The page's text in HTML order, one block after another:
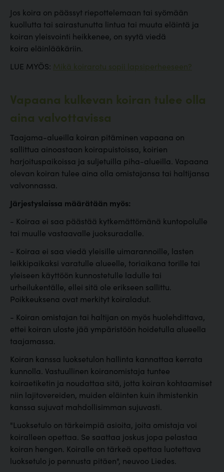
Jos koira on päässyt riepottelemaan tai syömään
kuollutta tai sairastunutta lintua tai muuta eläintä ja
koiran yleisvointi heikkenee, on syytä viedä
koira eläinlääkäriin.
LUE MYÖS: Mikä koirarotu sopii lapsiperheeseen?
Vapaana kulkevan koiran tulee olla
aina valvottavissa
Taajama-alueilla koiran pitäminen vapaana on
sallittua ainoastaan koirapuistoissa, koirien
harjoituspaikoissa ja suljetuilla piha-alueilla. Vapaana
olevan koiran tulee aina olla omistajansa tai haltijansa
valvonnassa.
Järjestyslaissa määrätään myös:
- Koiraa ei saa päästää kytkemättömänä kuntopolulle
tai muulle vastaavalle juoksuradalle.
- Koiraa ei saa viedä yleisille uimarannoille, lasten
leikkipaikaksi varatulle alueelle, toriaikana torille tai
yleiseen käyttöön kunnostetulle ladulle tai
urheilukentälle, ellei sitä ole erikseen sallittu.
Poikkeuksena ovat merkityt koiraladut.
- Koiran omistajan tai haltijan on myös huolehdittava,
ettei koiran uloste jää ympäristöön hoidetulla alueella
taajamassa.
Koiran kanssa luoksetulon hallinta kannattaa kerrata
kunnolla. Vastuullinen koiranomistaja tuntee
koiraetiketin ja noudattaa sitä, jotta koiran kohtaamiset
niin lajitovereiden, muiden eläinten kuin ihmistenkin
kanssa sujuvat mahdollisimman sujuvasti.
"Luoksetulo on tärkeimpiä asioita, joita omistaja voi
koiralleen opettaa. Se saattaa joskus jopa pelastaa
koiran hengen. Koiralle on tärkeä opettaa luotettava
luoksetulo jo pennusta pitäen", neuvoo Liedes.